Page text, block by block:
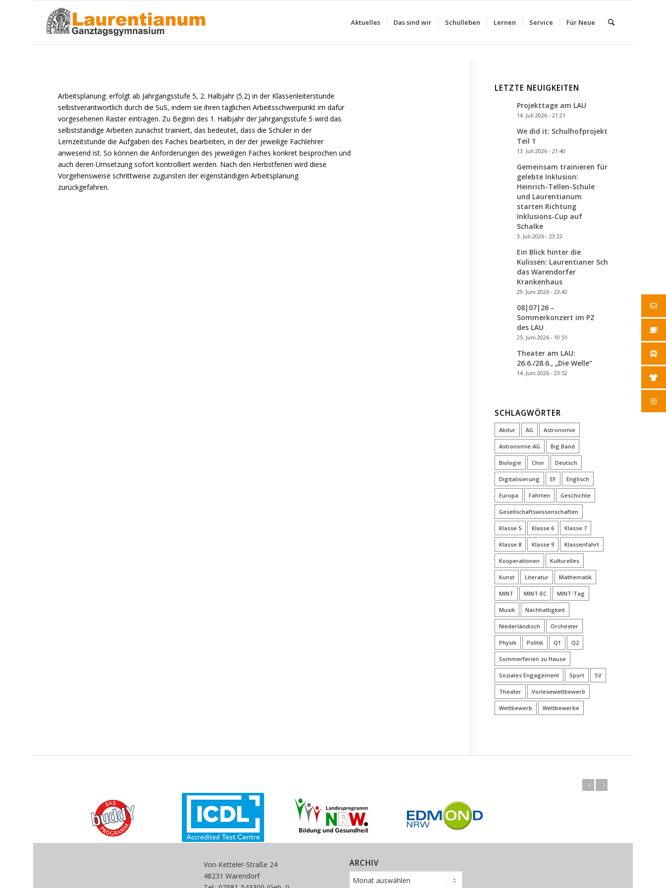
Aktuelles Das sind wir Schulleben Lernen Service Für Neue
Arbeitsplanung: erfolgt ab Jahrgangsstufe 5, 2. Halbjahr (5.2) in der Klassenleiterstunde
selbstverantwortlich durch die SuS, indem sie ihren täglichen Arbeitsschwerpunkt im dafür
vorgesehenen Raster eintragen. Zu Beginn des 1. Halbjahr der Jahrgangsstufe 5 wird das
selbstständige Arbeiten zunächst trainiert, das bedeutet, dass die Schüler in der
Lernzeitstunde die Aufgaben des Faches bearbeiten, in der der jeweilige Fachlehrer
anwesend ist. So können die Anforderungen des jeweiligen Faches konkret besprochen und
auch deren Umsetzung sofort kontrolliert werden. Nach den Herbstferien wird diese
Vorgehensweise schrittweise zugunsten der eigenständigen Arbeitsplanung
zurückgefahren.
LETZTE NEUIGKEITEN
Projekttage am LAU
14. Juli 2026 - 21:21
We did it: Schulhofprojekt
Teil 1
13. Juli 2026 - 21:40
Gemeinsam trainieren für
gelebte Inklusion:
Heinrich-Tellen-Schule
und Laurentianum
starten Richtung
Inklusions-Cup auf
Schalke
3. Juli 2026 - 23:22
Ein Blick hinter die
Kulissen: Laurentianer Schulsanis
das Warendorfer
Krankenhaus
29. Juni 2026 - 23:42
08|07|26 –
Sommerkonzert im PZ
des LAU
25. Juni 2026 - 10:51
Theater am LAU:
26.6./28.6., „Die Welle“
14. Juni 2026 - 23:52
SCHLAGWÖRTER
Abitur AG Astronomie
Astronomie-AG Big Band
Biologie Chor Deutsch
Digitalisierung EF Englisch
Europa Fahrten Geschichte
Gesellschaftswissenschaften
Klasse 5 Klasse 6 Klasse 7
Klasse 8 Klasse 9 Klassenfahrt
Kooperationen Kulturelles
Kunst Literatur Mathematik
MINT MINT-EC MINT-Tag
Musik Nachhaltigkeit
Niederländisch Orchester
Physik Politik Q1 Q2
Sommerferien zu Hause
Soziales Engagement Sport SV
Theater Vorlesewettbewerb
Wettbewerb Wettbewerbe
Von-Ketteler-Straße 24
48231 Warendorf
ARCHIV